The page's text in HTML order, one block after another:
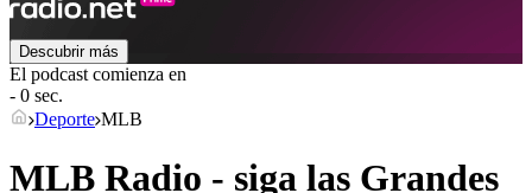
Descubrir más
El podcast comienza en
- 0 sec.
Deporte MLB
MLB Radio - siga las Grandes